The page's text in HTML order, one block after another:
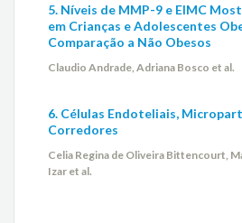
5. Níveis de MMP-9 e EIMC
em Crianças e Adolescentes
Comparação a Não Obesos
Claudio Andrade, Adriana Bosco et al.
6. Células Endoteliais,
Corredores
Celia Regina de Oliveira Bittencourt,
Izar et al.